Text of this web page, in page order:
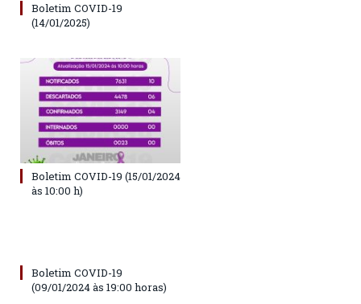
Boletim COVID-19
(14/01/2025)
Boletim COVID-19 (15/01/2024
às 10:00 h)
Boletim COVID-19
(09/01/2024 às 19:00 horas)